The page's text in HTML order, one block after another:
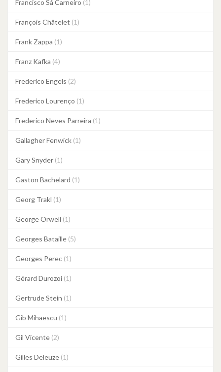
Francisco Sá Carneiro (1)
François Châtelet (1)
Frank Zappa (1)
Franz Kafka (4)
Frederico Engels (2)
Frederico Lourenço (1)
Frederico Neves Parreira (1)
Gallagher Fenwick (1)
Gary Snyder (1)
Gaston Bachelard (1)
Georg Trakl (1)
George Orwell (1)
Georges Bataille (5)
Georges Perec (1)
Gérard Durozoi (1)
Gertrude Stein (1)
Gib Mihaescu (1)
Gil Vicente (2)
Gilles Deleuze (1)